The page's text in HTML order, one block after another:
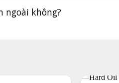
ngoài không?